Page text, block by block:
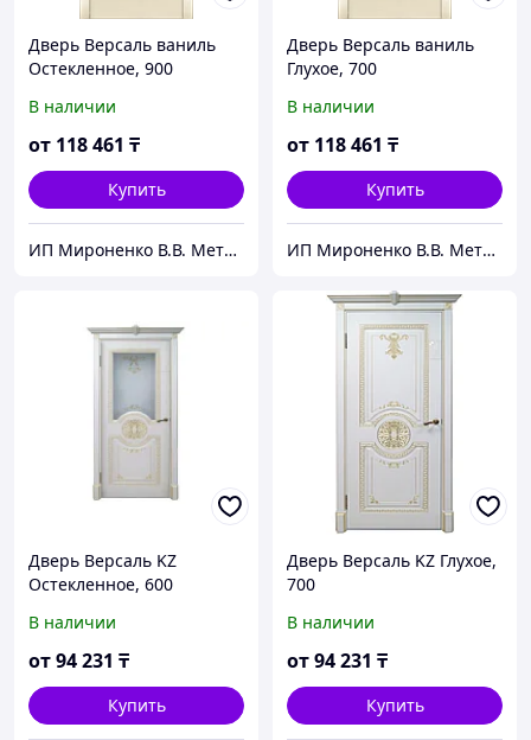
Дверь Версаль ваниль
Остекленное, 900
В наличии
от 118 461 ₸
Купить
ИП Мироненко В.В. Металлические и межкомнатные двери
Дверь Версаль ваниль
Глухое, 700
В наличии
от 118 461 ₸
Купить
ИП Мироненко В.В. Металлические и межкомнатные двери
Дверь Версаль KZ
Остекленное, 600
В наличии
от94 231 ₸
Купить
Дверь Версаль KZ Глухое,
700
В наличии
от94 231 ₸
Купить